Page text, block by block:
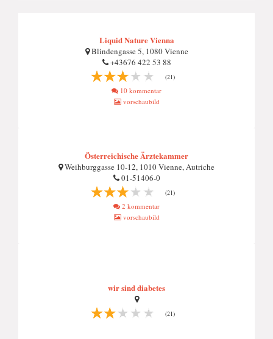
Liquid Nature Vienna
Blindengasse 5, 1080 Vienne
+43676 422 53 88
(21)
10 kommentar
vorschaubild
Österreichische Ärztekammer
Weihburggasse 10-12, 1010 Vienne, Autriche
01-51406-0
(21)
2 kommentar
vorschaubild
wir sind diabetes
(21)